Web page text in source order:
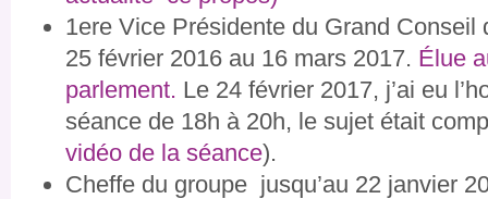
1ere Vice Présidente du Grand Conseil
25 février 2016 au 16 mars 2017. Élue
parlement. Le 24 février 2017, j’ai eu
séance de 18h à 20h, le sujet était
vidéo de la séance).
Cheffe du groupe jusqu’au 22 janvier